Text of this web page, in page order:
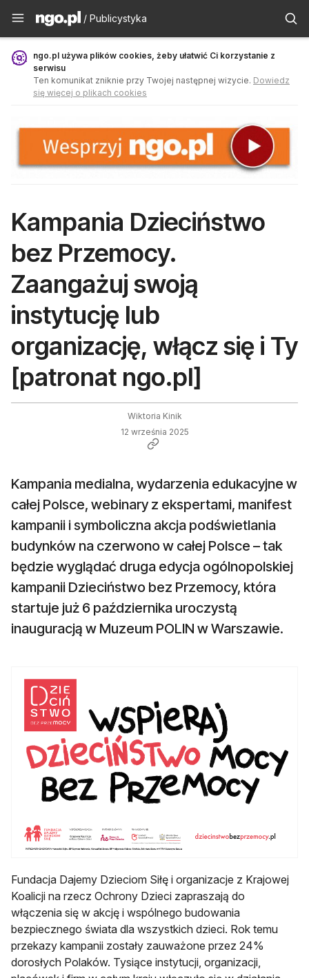
Publicystyka - ngo.pl
/ Publicystyka
ngo.pl używa plików cookies, żeby ułatwić Ci korzystanie z
serwisu
Ten komunikat zniknie przy Twojej następnej wizycie. Dowiedz
się więcej o plikach cookies
Kampania Dzieciństwo
bez Przemocy.
Zaangażuj swoją
instytucję lub
organizację, włącz się i Ty
[patronat ngo.pl]
Wiktoria Kinik
12 września 2025
Kampania medialna, wydarzenia edukacyjne w
całej Polsce, webinary z ekspertami, manifest
kampanii i symboliczna akcja podświetlania
budynków na czerwono w całej Polsce – tak
będzie wyglądać druga edycja ogólnopolskiej
kampanii Dzieciństwo bez Przemocy, która
startuje już 6 października uroczystą
inauguracją w Muzeum POLIN w Warszawie.
Fundacja Dajemy Dzieciom Siłę i organizacje z Krajowej
Koalicji na rzecz Ochrony Dzieci zapraszają do
włączenia się w akcję i wspólnego budowania
bezpiecznego świata dla wszystkich dzieci. Rok temu
przekazy kampanii zostały zauważone przez 24%
dorosłych Polaków. Tysiące instytucji, organizacji,